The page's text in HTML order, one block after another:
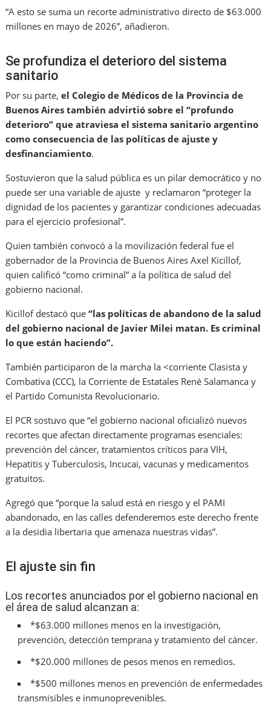
“A esto se suma un recorte administrativo directo de $63.000
millones en mayo de 2026”, añadieron.
Se profundiza el deterioro del sistema
sanitario
Por su parte,el Colegio de Médicos de la Provincia de
Buenos Aires también advirtió sobre el “profundo
deterioro” que atraviesa el sistema sanitario argentino
como consecuencia de las políticas de ajuste y
desfinanciamiento.
Sostuvieron que la salud pública es un pilar democrático y no
puede ser una variable de ajuste y reclamaron “proteger la
dignidad de los pacientes y garantizar condiciones adecuadas
para el ejercicio profesional”.
Quien también convocó a la movilización federal fue el
gobernador de la Provincia de Buenos Aires Axel Kicillof,
quien calificó “como criminal” a la política de salud del
gobierno nacional.
Kicillof destacó que “las políticas de abandono de la salud
del gobierno nacional de Javier Milei matan. Es criminal
lo que están haciendo”.
También participaron de la marcha la <corriente Clasista y
Combativa (CCC), la Corriente de Estatales René Salamanca y
el Partido Comunista Revolucionario.
El PCR sostuvo que “el gobierno nacional oficializó nuevos
recortes que afectan directamente programas esenciales:
prevención del cáncer, tratamientos críticos para VIH,
Hepatitis y Tuberculosis, Incucai, vacunas y medicamentos
gratuitos.
Agregó que “porque la salud está en riesgo y el PAMI
abandonado, en las calles defenderemos este derecho frente
a la desidia libertaria que amenaza nuestras vidas”.
El ajuste sin fin
Los recortes anunciados por el gobierno nacional en
el área de salud alcanzan a:
*$63.000 millones menos en la investigación,
prevención, detección temprana y tratamiento del cáncer.
*$20.000 millones de pesos menos en remedios.
*$500 millones menos en prevención de enfermedades
transmisibles e inmunoprevenibles.